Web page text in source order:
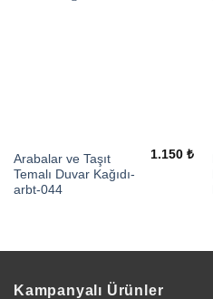
Arabalar ve Taşıt
Temalı Duvar Kağıdı-
arbt-044
1.150₺
Kampanyalı Ürünler